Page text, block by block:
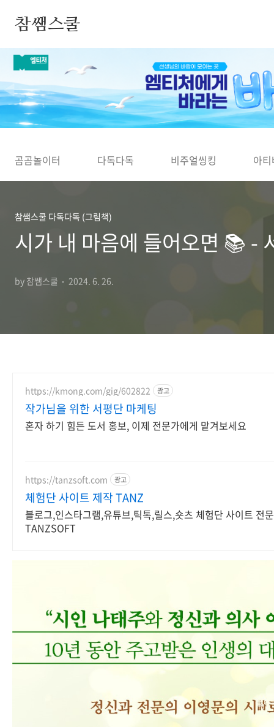
참쌤스쿨
◀
곰곰놀이터 다독다독 비주얼씽킹 아
참쌤스쿨 다독다독 (그림책)
시가 내 마음에 들어오면 📚 -
by 참쌤스쿨 2024. 6. 26.
https://kmong.com/gig/602822 광고
작가님을 위한 서평단 마케팅
혼자 하기 힘든 도서 홍보, 이제 전문가에게 맡겨보세요
https://tanzsoft.com 광고
체험단 사이트 제작 TANZ
블로그,인스타그램,유튜브,틱톡,릴스,숏츠 체험단 사이트 전
TANZSOFT